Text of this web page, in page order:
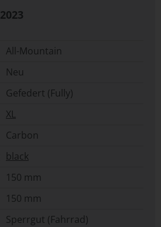
2023
All-Mountain
Neu
Gefedert (Fully)
XL
Carbon
black
150 mm
150 mm
Sperrgut (Fahrrad)